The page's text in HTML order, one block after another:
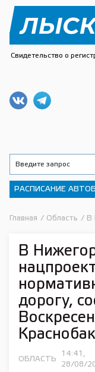
Свидетельство о
РАСПИСАНИЕ
Главная / Область / В
В
дорогу,
ОБЛАСТЬ
14:41,
28/08/